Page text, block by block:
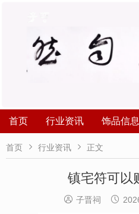
首页 行业资讯 饰品信息
首页  行业资讯  正文
镇宅符可以
 子晋祠 